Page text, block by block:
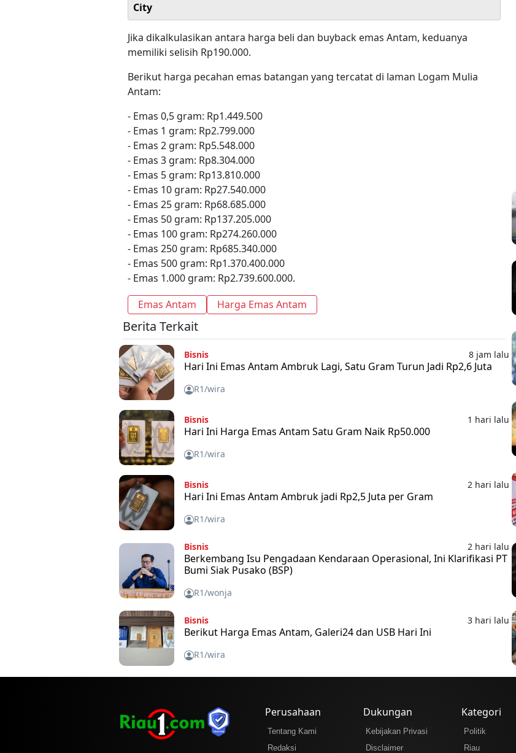
City
Jika dikalkulasikan antara harga beli dan buyback emas Antam, keduanya
memiliki selisih Rp190.000.
Berikut harga pecahan emas batangan yang tercatat di laman Logam Mulia
Antam:
- Emas 0,5 gram: Rp1.449.500
- Emas 1 gram: Rp2.799.000
- Emas 2 gram: Rp5.548.000
- Emas 3 gram: Rp8.304.000
- Emas 5 gram: Rp13.810.000
- Emas 10 gram: Rp27.540.000
- Emas 25 gram: Rp68.685.000
- Emas 50 gram: Rp137.205.000
- Emas 100 gram: Rp274.260.000
- Emas 250 gram: Rp685.340.000
- Emas 500 gram: Rp1.370.400.000
- Emas 1.000 gram: Rp2.739.600.000.
Emas Antam
Harga Emas Antam
Berita Terkait
Bisnis 8 jam lalu
Hari Ini Emas Antam Ambruk Lagi, Satu Gram Turun Jadi Rp2,6 Juta
R1/wira
Bisnis 1 hari lalu
Hari Ini Harga Emas Antam Satu Gram Naik Rp50.000
R1/wira
Bisnis 2 hari lalu
Hari Ini Emas Antam Ambruk jadi Rp2,5 Juta per Gram
R1/wira
Bisnis 2 hari lalu
Berkembang Isu Pengadaan Kendaraan Operasional, Ini Klarifikasi PT
Bumi Siak Pusako (BSP)
R1/wonja
Bisnis 3 hari lalu
Berikut Harga Emas Antam, Galeri24 dan USB Hari Ini
R1/wira
Perusahaan
Tentang Kami
Redaksi
Dukungan
Kebijakan Privasi
Disclaimer
Kategori
Politik
Riau